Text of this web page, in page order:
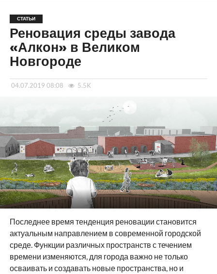
СТАТЬИ
Реновация среды завода
«Алкон» в Великом
Новгороде
04.07.2019 08:08 5.5K
Последнее время тенденция реновации становится
актуальным направлением в современной городской
среде. Функции различных пространств с течением
времени изменяются, для города важно не только
осваивать и создавать новые пространства, но и